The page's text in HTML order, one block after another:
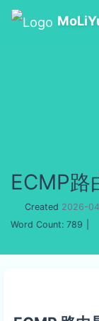
ECMP路
Created 2026-
Word Count: 789